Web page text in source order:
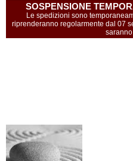
SOSPENSIONE
Le spedizioni sono
riprenderanno regolarmente dal 07